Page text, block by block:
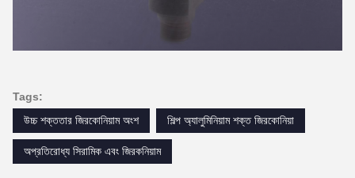
Tags:
উচ্চ শক্ততার জিরকোনিয়াম অংশ
শিল্প অ্যালুমিনিয়াম শক্ত জিরকোনিয়া
অপ্রতিরোধ্য সিরামিক এবং জিরকনিয়াম